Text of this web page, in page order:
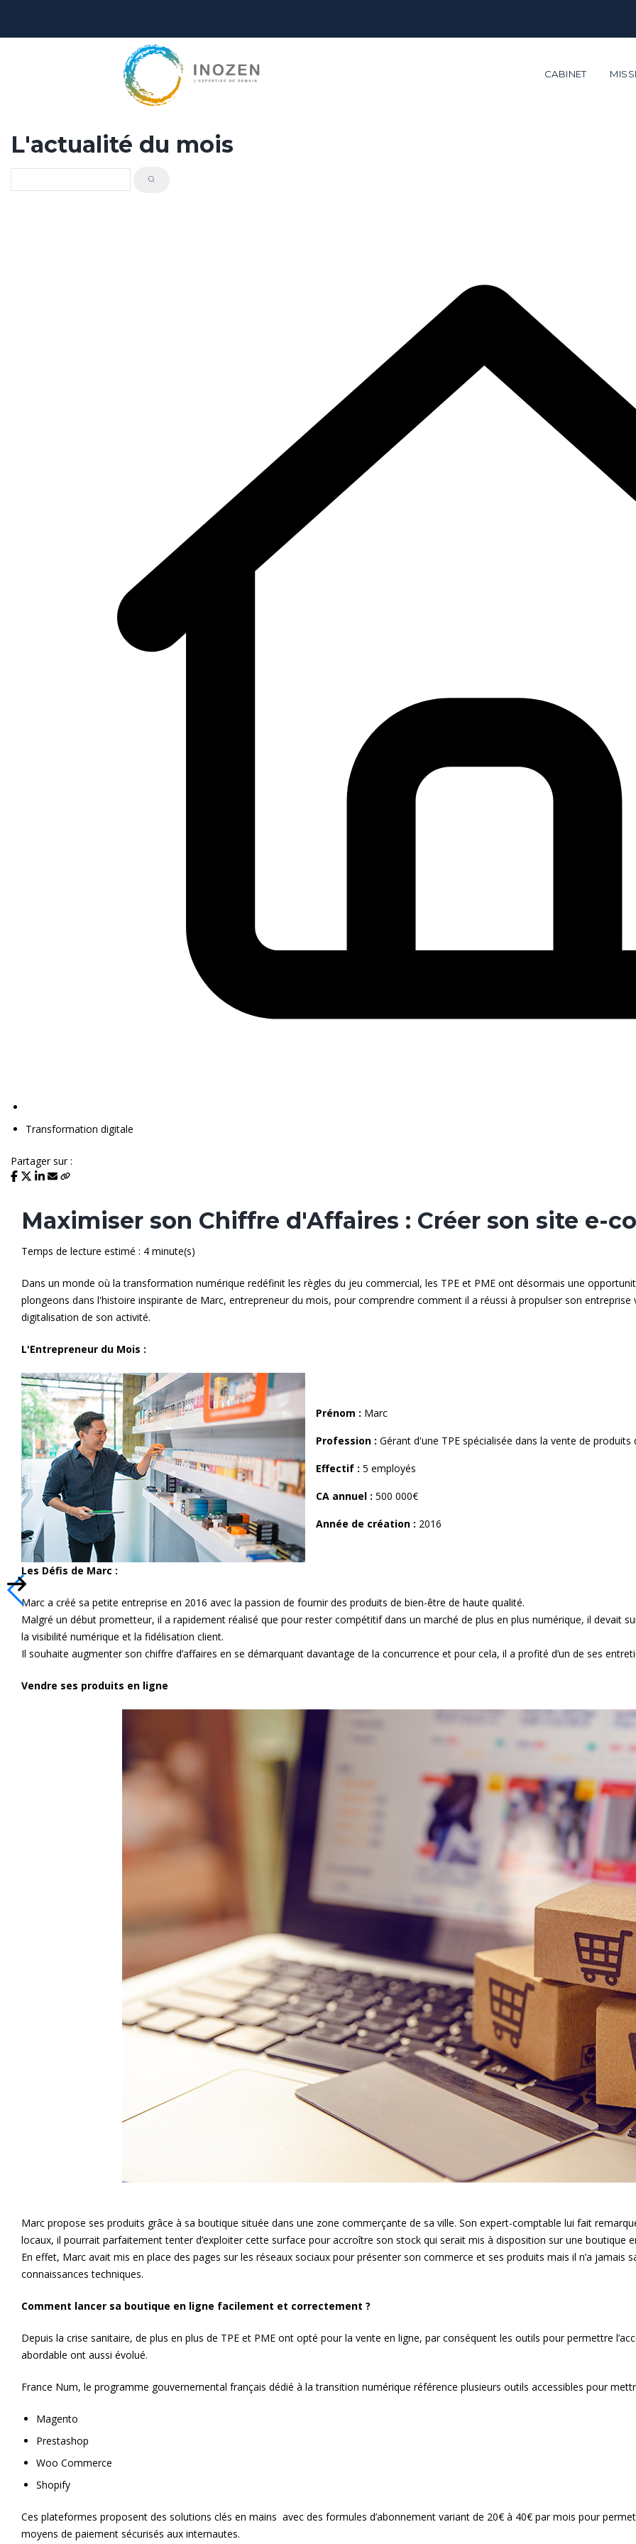
CABINET
L'actualité du mois
Transformation digitale
Partager sur :
Maximiser son Chiffre d'Affaires : Créer son site e-
Temps de lecture estimé : 4 minute(s)
Dans un monde où la transformation numérique redéfinit les règles du jeu commercial, les TPE et PME ont désormais une
plongeons dans l'histoire inspirante de Marc, entrepreneur du mois, pour comprendre comment il a réussi à propulser son
digitalisation de son activité.
L'Entrepreneur du Mois :
Prénom : Marc
Profession : Gérant d'une TPE spécialisée dans la vente de produits
Effectif : 5 employés
CA annuel : 500 000€
Année de création : 2016
Les Défis de Marc :
Marc a créé sa petite entreprise en 2016 avec la passion de fournir des produits de bien-être de haute qualité.
Malgré un début prometteur, il a rapidement réalisé que pour rester compétitif dans un marché de plus en plus numérique, il devait
la visibilité numérique et la fidélisation client.
Il souhaite augmenter son chiffre d’affaires en se démarquant davantage de la concurrence et pour cela, il a profité d’un de ses
Vendre ses produits en ligne
Marc propose ses produits grâce à sa boutique située dans une zone commerçante de sa ville. Son expert-comptable lui fait
locaux, il pourrait parfaitement tenter d’exploiter cette surface pour accroître son stock qui serait mis à disposition sur une boutique
En effet, Marc avait mis en place des pages sur les réseaux sociaux pour présenter son commerce et ses produits mais il n’a jamais
connaissances techniques.
Comment lancer sa boutique en ligne facilement et correctement ?
Depuis la crise sanitaire, de plus en plus de TPE et PME ont opté pour la vente en ligne, par conséquent les outils pour permettre
abordable ont aussi évolué.
France Num, le programme gouvernemental français dédié à la transition numérique référence plusieurs outils accessibles pour
Magento
Prestashop
Woo Commerce
Shopify
Ces plateformes proposent des solutions clés en mains avec des formules d’abonnement variant de 20€ à 40€ par mois pour
moyens de paiement sécurisés aux internautes.